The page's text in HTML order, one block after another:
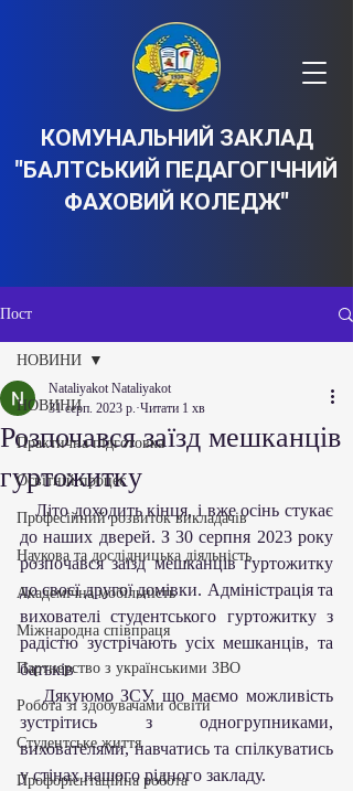
КОМУНАЛЬНИЙ ЗАКЛАД
"БАЛТСЬКИЙ ПЕДАГОГІЧНИЙ
ФАХОВИЙ КОЛЕДЖ"
Пост
НОВИНИ
Практична підготовка
Освітній процес
Професійний розвиток викладачів
Наукова та дослідницька діяльність
Академічна мобільність
Міжнародна співпраця
Партнерство з українськими ЗВО
Робота зі здобувачами освіти
Студентське життя
Профорієнтаційна робота
НОВИНИ
Розпочався заїзд мешканців
гуртожитку
Nataliyakot Nataliyakot
31 серп. 2023 р. Читати 1 хв
   Літо доходить кінця, і вже осінь стукає
до наших дверей. З 30 серпня 2023 року
розпочався заїзд мешканців гуртожитку
до своєї другої домівки. Адміністрація та
вихователі студентського гуртожитку з
радістю зустрічають усіх мешканців, та
батьків
   Дякуюмо ЗСУ, що маємо можливість
зустрітись з одногрупниками,
вихователями, навчатись та спілкуватись
у стінах нашого рідного закладу.